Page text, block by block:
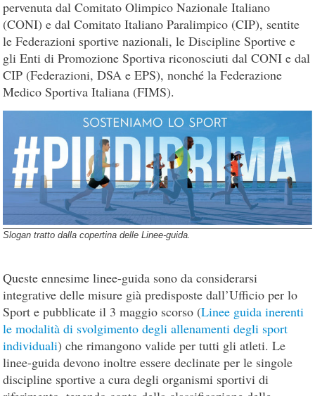
pervenuta dal Comitato Olimpico Nazionale Italiano
(CONI) e dal Comitato Italiano Paralimpico (CIP), sentite
le Federazioni sportive nazionali, le Discipline Sportive e
gli Enti di Promozione Sportiva riconosciuti dal CONI e dal
CIP (Federazioni, DSA e EPS), nonché la Federazione
Medico Sportiva Italiana (FIMS).
Slogan tratto dalla copertina delle Linee-guida.
Queste ennesime linee-guida sono da considerarsi
integrative delle misure già predisposte dall’Ufficio per lo
Sport e pubblicate il 3 maggio scorso (Linee guida inerenti
le modalità di svolgimento degli allenamenti degli sport
individuali) che rimangono valide per tutti gli atleti. Le
linee-guida devono inoltre essere declinate per le singole
discipline sportive a cura degli organismi sportivi di